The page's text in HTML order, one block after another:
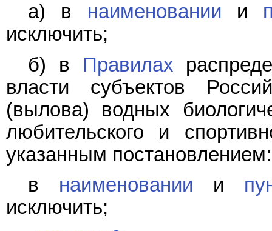
а) в наименовании и
исключить;
б) в Правилах
власти субъектов
(вылова) водных
любительского и
указанным постановлением:
в наименовании и
исключить;